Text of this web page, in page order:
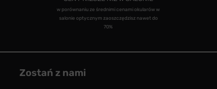
w porównaniu ze średnimi cenami okularów w
salonie optycznym zaoszczędzisz nawet do
70%
Zostań z nami